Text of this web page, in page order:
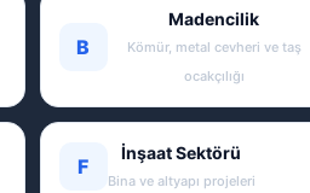
B
Madencilik
Kömür, metal cevheri ve taş
ocakçılığı
F
İnşaat Sektörü
Bina ve altyapı projeleri